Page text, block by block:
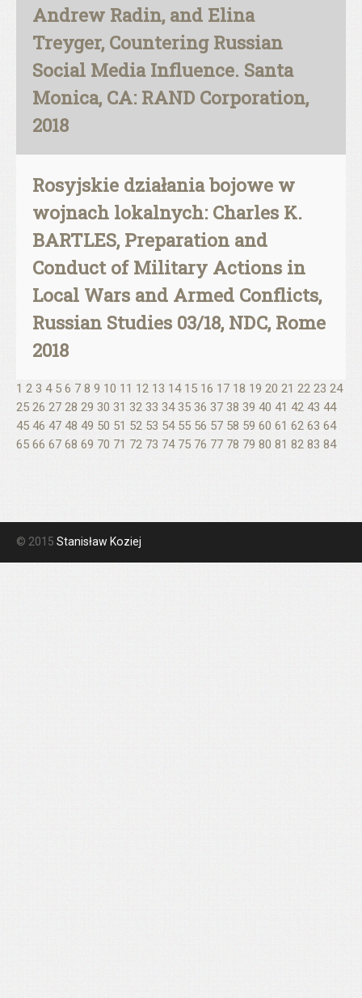
Andrew Radin, and Elina
Treyger, Countering Russian
Social Media Influence. Santa
Monica, CA: RAND Corporation,
2018
Rosyjskie działania bojowe w
wojnach lokalnych: Charles K.
BARTLES, Preparation and
Conduct of Military Actions in
Local Wars and Armed Conflicts,
Russian Studies 03/18, NDC, Rome
2018
1 2 3 4 5 6 7 8 9 10 11 12 13 14 15 16 17 18 19 20 21 22 23 24
25 26 27 28 29 30 31 32 33 34 35 36 37 38 39 40 41 42 43 44
45 46 47 48 49 50 51 52 53 54 55 56 57 58 59 60 61 62 63 64
65 66 67 68 69 70 71 72 73 74 75 76 77 78 79 80 81 82 83 84
© 2015 Stanisław Koziej